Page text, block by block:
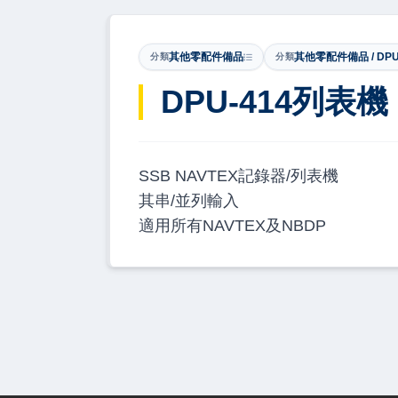
分類其他零配件備品 分類其他零配件備品 /
DPU-414列表機
SSB NAVTEX記錄器/列表機
其串/並列輸入
適用所有NAVTEX及NBDP